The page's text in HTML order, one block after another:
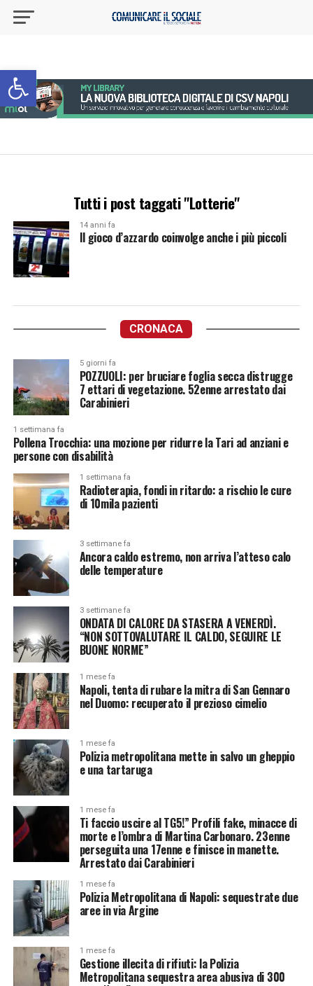
Apri la barra degli strumenti
Tutti i post taggati "Lotterie"
14 anni fa
Il gioco d’azzardo coinvolge anche i più piccoli
CRONACA
5 giorni fa
POZZUOLI: per bruciare foglia secca distrugge
7 ettari di vegetazione. 52enne arrestato dai
Carabinieri
1 settimana fa
Pollena Trocchia: una mozione per ridurre la Tari ad anziani e
persone con disabilità
1 settimana fa
Radioterapia, fondi in ritardo: a rischio le cure
di 10mila pazienti
3 settimane fa
Ancora caldo estremo, non arriva l’atteso calo
delle temperature
3 settimane fa
ONDATA DI CALORE DA STASERA A VENERDÌ.
“NON SOTTOVALUTARE IL CALDO, SEGUIRE LE
BUONE NORME”
1 mese fa
Napoli, tenta di rubare la mitra di San Gennaro
nel Duomo: recuperato il prezioso cimelio
1 mese fa
Polizia metropolitana mette in salvo un gheppio
e una tartaruga
1 mese fa
Ti faccio uscire al TG5!” Profili fake, minacce di
morte e l’ombra di Martina Carbonaro. 23enne
perseguita una 17enne e finisce in manette.
Arrestato dai Carabinieri
1 mese fa
Polizia Metropolitana di Napoli: sequestrate due
aree in via Argine
1 mese fa
Gestione illecita di rifiuti: la Polizia
Metropolitana sequestra area abusiva di 300